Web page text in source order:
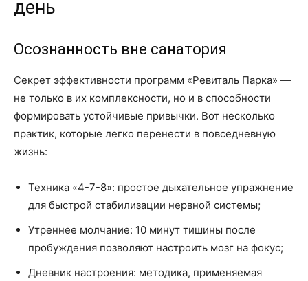
день
Осознанность вне санатория
Секрет эффективности программ «Ревиталь Парка» —
не только в их комплексности, но и в способности
формировать устойчивые привычки. Вот несколько
практик, которые легко перенести в повседневную
жизнь:
Техника «4-7-8»: простое дыхательное упражнение
для быстрой стабилизации нервной системы;
Утреннее молчание: 10 минут тишины после
пробуждения позволяют настроить мозг на фокус;
Дневник настроения: методика, применяемая